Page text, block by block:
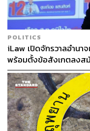
POLITICS
iLaw เปิดจักรวาลอำนา
พร้อมตั้งข้อสังเกตลง